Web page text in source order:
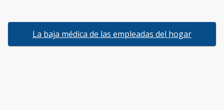
La baja médica de las empleadas del hogar